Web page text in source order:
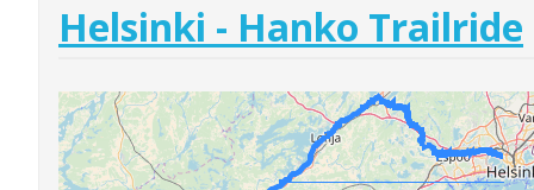
Helsinki - Hanko Trailride